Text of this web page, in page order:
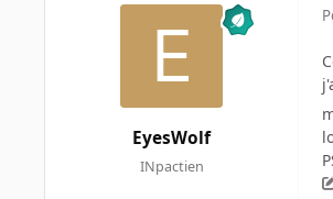
EyesWolf
INpactien